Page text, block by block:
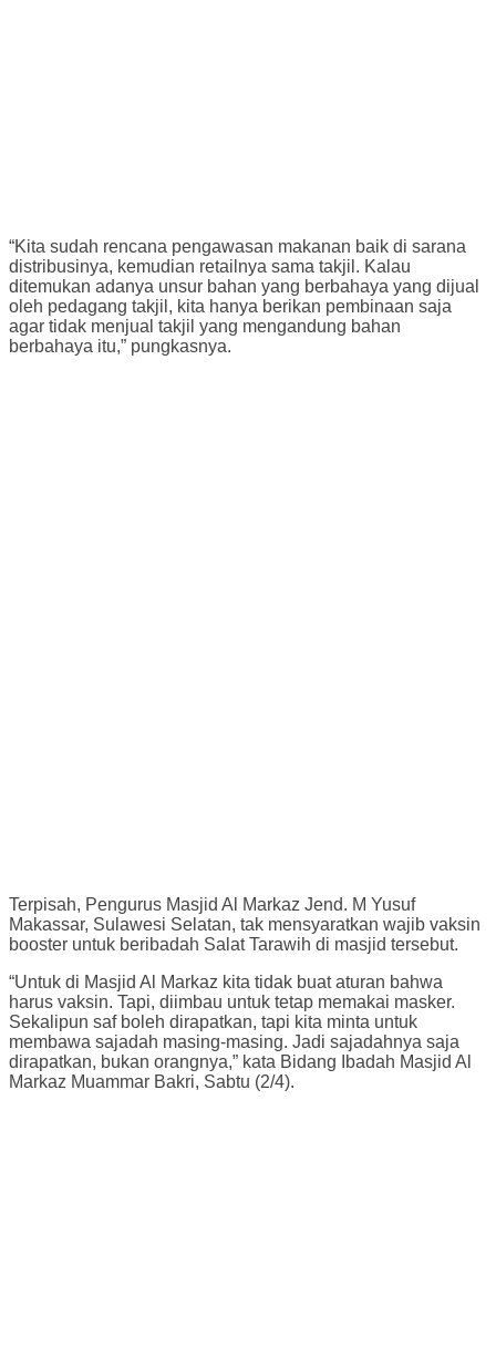
“Kita sudah rencana pengawasan makanan baik di sarana
distribusinya, kemudian retailnya sama takjil. Kalau
ditemukan adanya unsur bahan yang berbahaya yang dijual
oleh pedagang takjil, kita hanya berikan pembinaan saja
agar tidak menjual takjil yang mengandung bahan
berbahaya itu,” pungkasnya.
Terpisah, Pengurus Masjid Al Markaz Jend. M Yusuf
Makassar, Sulawesi Selatan, tak mensyaratkan wajib vaksin
booster untuk beribadah Salat Tarawih di masjid tersebut.
“Untuk di Masjid Al Markaz kita tidak buat aturan bahwa
harus vaksin. Tapi, diimbau untuk tetap memakai masker.
Sekalipun saf boleh dirapatkan, tapi kita minta untuk
membawa sajadah masing-masing. Jadi sajadahnya saja
dirapatkan, bukan orangnya,” kata Bidang Ibadah Masjid Al
Markaz Muammar Bakri, Sabtu (2/4).